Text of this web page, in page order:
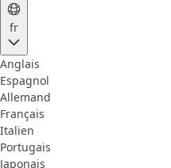
fr
Anglais
Espagnol
Allemand
Français
Italien
Portugais
Japonais